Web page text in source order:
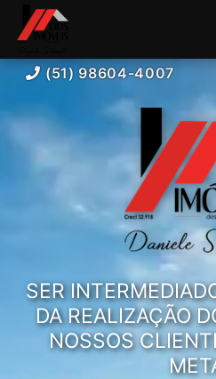
(51) 98604-4007
SER
DA REALIZAÇÃO
NOSSOS